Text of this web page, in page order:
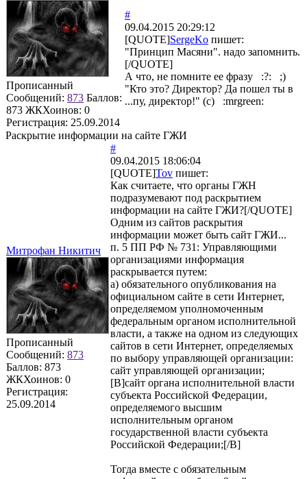
Прописанный
Сообщений: 873 Баллов:
873 ЖКХоинов: 0
Регистрация: 25.09.2014
#
09.04.2015 20:29:12
[QUOTE]SergeKo пишет:
"Принцип Масяни". надо запомнить.
[/QUOTE]
А что, не помните ее фразу :?: ;)
"Кто это? Директор? Да пошел ты в
...пу, директор!" (с) :mrgreen:
Раскрытие информации на сайте ГЖИ
Митрофан Никитич
Прописанный
Сообщений: 873
Баллов: 873
ЖКХоинов: 0
Регистрация:
25.09.2014
#
09.04.2015 18:06:04
[QUOTE]Tov пишет:
Как считаете, что органы ГЖН
подразумевают под раскрытием
информации на сайте ГЖИ?[/QUOTE]
Одним из сайтов раскрытия
информации может быть сайт ГЖИ...
п. 5 ПП РФ № 731: Управляющими
организациями информация
раскрывается путем:
а) обязательного опубликования на
официальном сайте в сети Интернет,
определяемом уполномоченным
федеральным органом исполнительной
власти, а также на одном из следующих
сайтов в сети Интернет, определяемых
по выбору управляющей организации:
сайт управляющей организации;
[B]сайт органа исполнительной власти
субъекта Российской Федерации,
определяемого высшим
исполнительным органом
государственной власти субъекта
Российской Федерации;[/B]
Тогда вместе с обязательным